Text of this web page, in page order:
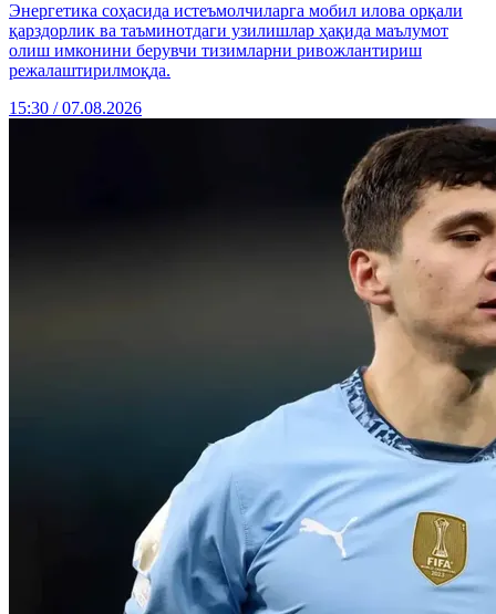
Энергетика соҳасида истеъмолчиларга мобил илова орқали
қарздорлик ва таъминотдаги узилишлар ҳақида маълумот
олиш имконини берувчи тизимларни ривожлантириш
режалаштирилмоқда.
15:30 / 07.08.2026